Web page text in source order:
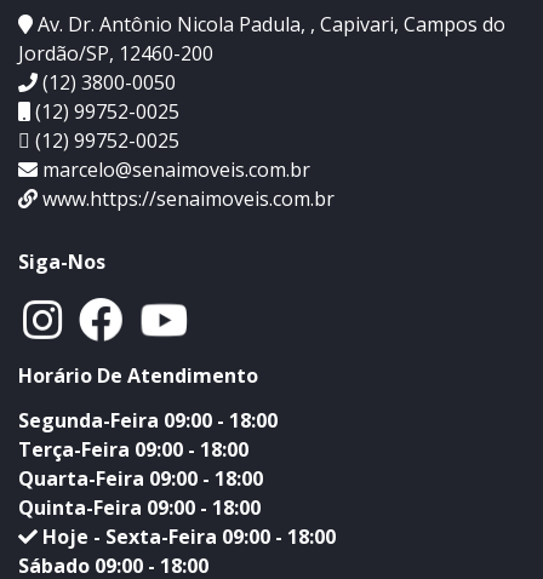
Av. Dr. Antônio Nicola Padula, , Capivari, Campos do
Jordão/SP, 12460-200
(12) 3800-0050
(12) 99752-0025
(12) 99752-0025
marcelo@senaimoveis.com.br
www.https://senaimoveis.com.br
Siga-Nos
Horário De Atendimento
Segunda-Feira 09:00 - 18:00
Terça-Feira 09:00 - 18:00
Quarta-Feira 09:00 - 18:00
Quinta-Feira 09:00 - 18:00
Hoje - Sexta-Feira 09:00 - 18:00
Sábado 09:00 - 18:00